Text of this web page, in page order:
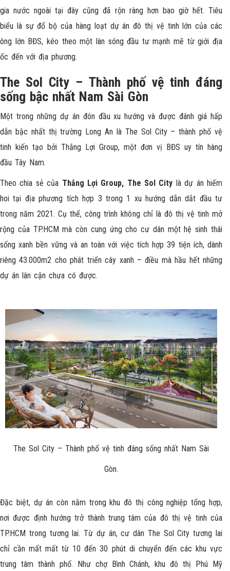
gia nước ngoài tại đây cũng đã rộn ràng hơn bao giờ hết. Tiêu
biểu là sự đổ bộ của hàng loạt dự án đô thị vệ tinh lớn của các
ông lớn BĐS, kéo theo một làn sóng đầu tư mạnh mẽ từ giới địa
ốc đến với địa phương.
The Sol City – Thành phố vệ tinh đáng
sống bậc nhất Nam Sài Gòn
Một trong những dự án đón đầu xu hướng và được đánh giá hấp
dẫn bậc nhất thị trường Long An là The Sol City– thành phố vệ
tinh kiến tạo bởi Thắng Lợi Group, một đơn vị BĐS uy tín hàng
đầu Tây Nam.
Theo chia sẻ của Thắng Lợi Group, The Sol City là dự án hiếm
hoi tại địa phương tích hợp 3 trong 1 xu hướng dẫn dắt đầu tư
trong năm 2021. Cụ thể, công trình không chỉ là đô thị vệ tinh mở
rộng của TP.HCM mà còn cung ứng cho cư dân một hệ sinh thái
sống xanh bền vững và an toàn với việc tích hợp 39 tiện ích, dành
riêng 43.000m2 cho phát triển cây xanh – điều mà hầu hết những
dự án lân cận chưa có được.
The Sol City – Thành phố vệ tinh đáng sống nhất Nam Sài
Gòn.
Đặc biệt, dự án còn nằm trong khu đô thị công nghiệp tổng hợp,
nơi được định hướng trở thành trung tâm của đô thị vệ tinh của
TP.HCM trong tương lai. Từ dự án, cư dân The Sol City tương lai
chỉ cần mất mất từ 10 đến 30 phút di chuyển đến các khu vực
trung tâm thành phố. Như chợ Bình Chánh, khu đô thị Phú Mỹ